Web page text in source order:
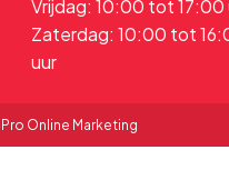
Vrijdag: 10:00 tot 17:00
Zaterdag: 10:00 tot
uur
Online Marketing